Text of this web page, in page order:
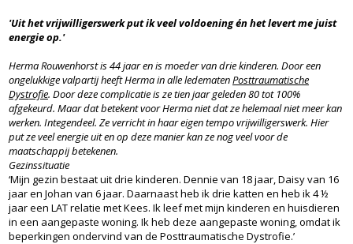
'Uit het vrijwilligerswerk put ik veel voldoening én het levert me juist
energie op.'
Herma Rouwenhorst is 44 jaar en is moeder van drie kinderen. Door een
ongelukkige valpartij heeft Herma in alle ledematenPosttraumatische
Dystrofie. Door deze complicatie is ze tien jaar geleden 80 tot 100%
afgekeurd. Maar dat betekent voor Herma niet dat ze helemaal niet meer kan
werken. Integendeel. Ze verricht in haar eigen tempo vrijwilligerswerk. Hier
put ze veel energie uit en op deze manier kan ze nog veel voor de
maatschappij betekenen.
Gezinssituatie
‘Mijn gezin bestaat uit drie kinderen. Dennie van 18 jaar, Daisy van 16
jaar en Johan van 6 jaar. Daarnaast heb ik drie katten en heb ik 4 ½
jaar een LAT relatie met Kees. Ik leef met mijn kinderen en huisdieren
in een aangepaste woning. Ik heb deze aangepaste woning, omdat ik
beperkingen ondervind van de Posttraumatische Dystrofie.’